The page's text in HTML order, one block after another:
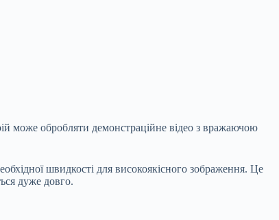
може обробляти демонстраційне відео з вражаючою
швидкості для високоякісного зображення. Це
дуже довго.